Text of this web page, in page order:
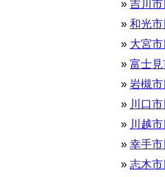
吉川市
和光市
大宮市
富士
岩槻市
川口
川越
幸手市
志木市